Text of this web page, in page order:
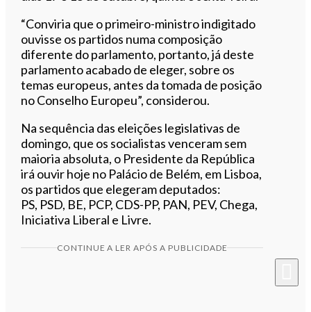
“Conviria que o primeiro-ministro indigitado
ouvisse os partidos numa composição
diferente do parlamento, portanto, já deste
parlamento acabado de eleger, sobre os
temas europeus, antes da tomada de posição
no Conselho Europeu”, considerou.
Na sequência das eleições legislativas de
domingo, que os socialistas venceram sem
maioria absoluta, o Presidente da República
irá ouvir hoje no Palácio de Belém, em Lisboa,
os partidos que elegeram deputados:
PS, PSD, BE, PCP, CDS-PP, PAN, PEV, Chega,
Iniciativa Liberal e Livre.
CONTINUE A LER APÓS A PUBLICIDADE